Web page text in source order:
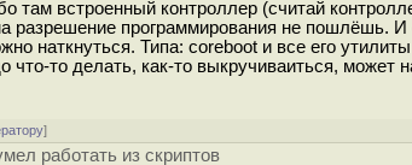
там встроенный контроллер (считай
разрешение программирования не пошлёшь. И
наткнуться. Типа: coreboot и все его
то делать, как-то выкручиваиться, может
]
работать из скриптов